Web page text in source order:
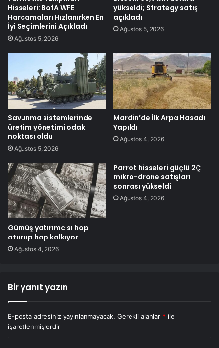
Hisseleri: BofA WFE
Harcamaları Hızlanırken En
İyi Seçimlerini Açıkladı
Ağustos 5, 2026
yükseldi; Strategy satış
açıkladı
Ağustos 5, 2026
Savunma sistemlerinde
üretim yönetimi odak
noktası oldu
Ağustos 5, 2026
Mardin’de İlk Arpa Hasadı
Yapıldı
Ağustos 4, 2026
Gümüş yatırımcısı hop
oturup hop kalkıyor
Ağustos 4, 2026
Parrot hisseleri güçlü 2Ç
mikro-drone satışları
sonrası yükseldi
Ağustos 4, 2026
Bir yanıt yazın
E-posta adresiniz yayınlanmayacak. Gerekli alanlar * ile
işaretlenmişlerdir